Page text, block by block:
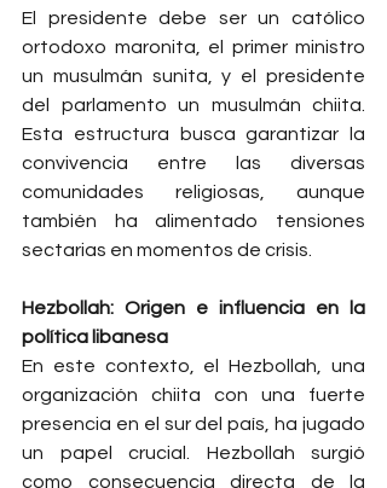
El presidente debe ser un católico
ortodoxo maronita, el primer ministro
un musulmán sunita, y el presidente
del parlamento un musulmán chiita.
Esta estructura busca garantizar la
convivencia entre las diversas
comunidades religiosas, aunque
también ha alimentado tensiones
sectarias en momentos de crisis.
Hezbollah: Origen e influencia en la
política libanesa
En este contexto, el Hezbollah, una
organización chiita con una fuerte
presencia en el sur del país, ha jugado
un papel crucial. Hezbollah surgió
como consecuencia directa de la